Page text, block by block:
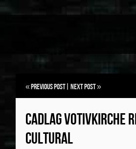
«Previous Post Next Post»
CADLAG VOTIVKIRCHE
CULTURAL